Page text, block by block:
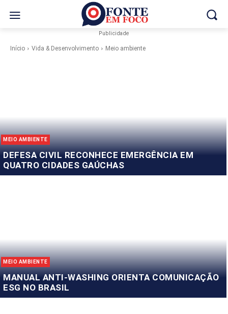
Publicidade
Início Vida & Desenvolvimento Meio ambiente
MEIO AMBIENTE
DEFESA CIVIL RECONHECE EMERGÊNCIA EM
QUATRO CIDADES GAÚCHAS
MEIO AMBIENTE
MANUAL ANTI-WASHING ORIENTA COMUNICAÇÃO
ESG NO BRASIL